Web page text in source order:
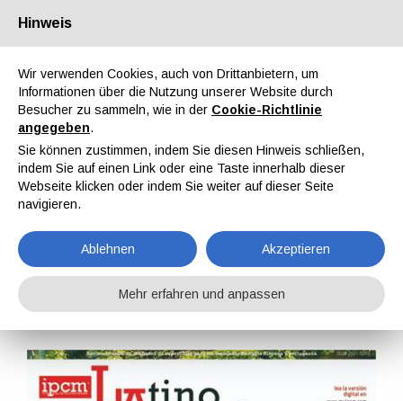
Über uns Partner Kontakt Reservierter Bereich
EN IT DE ES
Home Magazine LatinoAmérica LatinoAmérica Nr. 45, Bd. XI, Februar 2024
Hinweis
Wir verwenden Cookies, auch von Drittanbietern, um
Informationen über die Nutzung unserer Website durch
Besucher zu sammeln, wie in der Cookie-Richtlinie
angegeben.
Sie können zustimmen, indem Sie diesen Hinweis schließen,
indem Sie auf einen Link oder eine Taste innerhalb dieser
Webseite klicken oder indem Sie weiter auf dieser Seite
navigieren.
Ablehnen Akzeptieren
Mehr erfahren und anpassen